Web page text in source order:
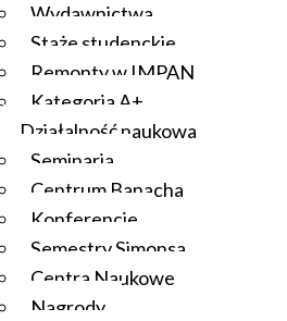
Wydawnictwa
Staże studenckie
Remonty w IMPAN
Kategoria A+
Działalność naukowa
Seminaria
Centrum Banacha
Konferencje
Semestry Simonsa
Centra Naukowe
Nagrody